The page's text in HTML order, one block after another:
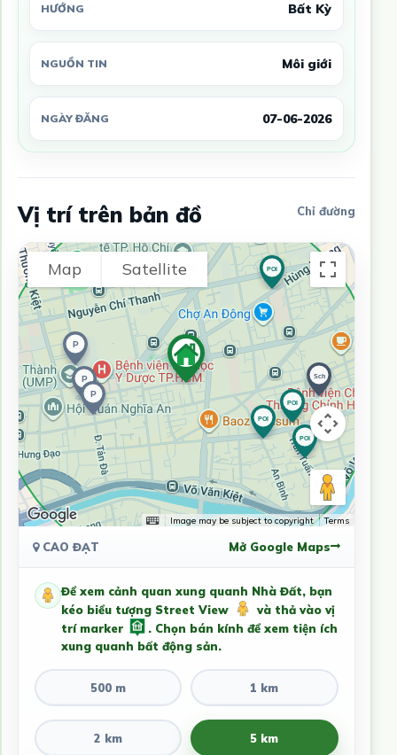
HƯỚNG Bất Kỳ
NGUỒN TIN Môi giới
NGÀY ĐĂNG 07-06-2026
Vị trí trên bản đồ Chỉ đường
Map Satellite
Image may be subject to copyright Terms
CAO ĐẠT Mở Google Maps
Để xem cảnh quan xung quanh Nhà Đất, bạn
kéo biểu tượng Street View
và thả vào vị
trí marker
. Chọn bán kính để xem tiện ích
xung quanh bất động sản.
500 m 1 km
2 km 5 km